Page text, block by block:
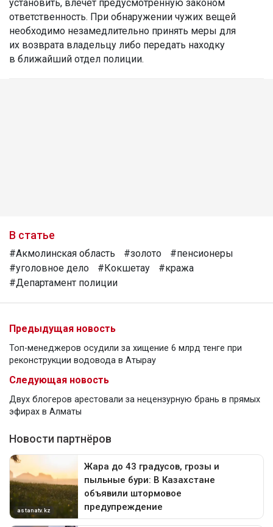
установить, влечет предусмотренную законом
ответственность. При обнаружении чужих вещей
необходимо незамедлительно принять меры для
их возврата владельцу либо передать находку
в ближайший отдел полиции.
В статье
#Акмолинская область #золото
#пенсионеры
#уголовное дело
#Кокшетау
#кража
#Департамент полиции
Предыдущая новость
Топ-менеджеров осудили за хищение 6 млрд тенге при
реконструкции водовода в Атырау
Следующая новость
Двух блогеров арестовали за нецензурную брань в прямых
эфирах в Алматы